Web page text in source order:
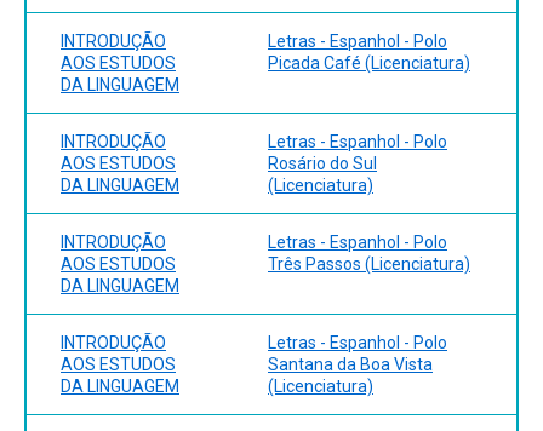
INTRODUÇÃO
AOS ESTUDOS
DA LINGUAGEM
Letras - Espanhol - Polo
Picada Café (Licenciatura)
INTRODUÇÃO
AOS ESTUDOS
DA LINGUAGEM
Letras - Espanhol - Polo
Rosário do Sul
(Licenciatura)
INTRODUÇÃO
AOS ESTUDOS
DA LINGUAGEM
Letras - Espanhol - Polo
Três Passos (Licenciatura)
INTRODUÇÃO
AOS ESTUDOS
DA LINGUAGEM
Letras - Espanhol - Polo
Santana da Boa Vista
(Licenciatura)